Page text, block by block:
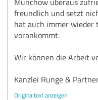
freundlich und setzt
hat auch immer wieder
vorankommt.
Wir können die Arbeit
Kanzlei Runge &
Originaltext anzeigen